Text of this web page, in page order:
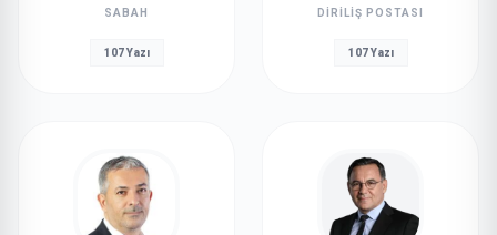
SABAH
107 Yazı
DIRILIŞ POSTASI
107 Yazı